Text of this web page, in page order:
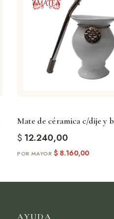
Mate de céramica c/dije y b
$ 12.240,00
$ 8.160,00
AYUDA